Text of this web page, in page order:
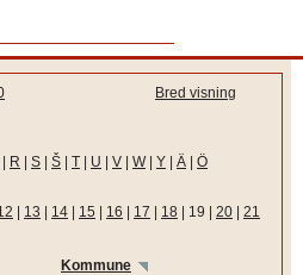
Bred visning
R S Š T U V W| Y Ä Ö
13 14 15 16 17 18 19 20
21
Kommune